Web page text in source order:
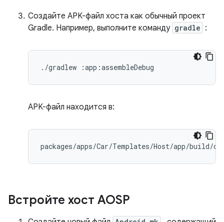
Создайте APK-файл хоста как обычный проект
Gradle. Например, выполните команду gradle :
./gradlew :app:assembleDebug
APK-файл находится в:
packages/apps/Car/Templates/Host/app/build/
Встройте хост AOSP